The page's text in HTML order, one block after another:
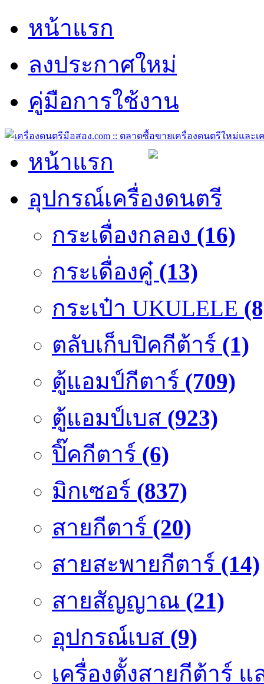
หน้าแรก
ลงประกาศใหม่
คู่มือการใช้งาน
หน้าแรก
อุปกรณ์เครื่องดนตรี
กระเดื่องกลอง (16)
กระเดื่องคู๋ (13)
กระเป๋า UKULELE
ตลับเก็บปิคกีต้าร์ (1)
ตู้แอมป์กีตาร์ (709)
ตู้แอมป์เบส (923)
ปิ๊คกีตาร์ (6)
มิกเซอร์ (837)
สายกีตาร์ (20)
สายสะพายกีตาร์ (14)
สายสัญญาณ (21)
อุปกรณ์เบส (9)
เครื่องตั้งสายกีต้าร์ แ